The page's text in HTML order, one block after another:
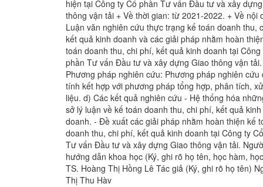
hiện tại Công ty Cổ phần Tư vấn Đầu tư và xây
thông vận tải + Về thời gian: từ 2021-2022. + Về nội
Luận văn nghiên cứu thực trạng kế toán doanh thu,
kết quả kinh doanh và các giải pháp nhằm hoàn
toán doanh thu, chi phí, kết quả kinh doanh tại Công
phần Tư vấn Đầu tư và xây dựng Giao thông vận
Phương pháp nghiên cứu: Phương pháp nghiên cứu
tính kết hợp với phương pháp tổng hợp, phân tích,
liệu. d) Các kết quả nghiên cứu - Hệ thống hóa
sở lý luận về kế toán doanh thu, chi phí, kết quả kinh
doanh. - Đề xuất các giải pháp nhằm hoàn thiện kế
doanh thu, chi phí, kết quả kinh doanh tại Công ty
Tư vấn Đầu tư và xây dựng Giao thông vận tải.
hướng dẫn khoa học (Ký, ghi rõ họ tên, học hàm,
TS. Hoàng Thị Hồng Lê Tác giả (Ký, ghi rõ họ tên)
Thị Thu Hàv